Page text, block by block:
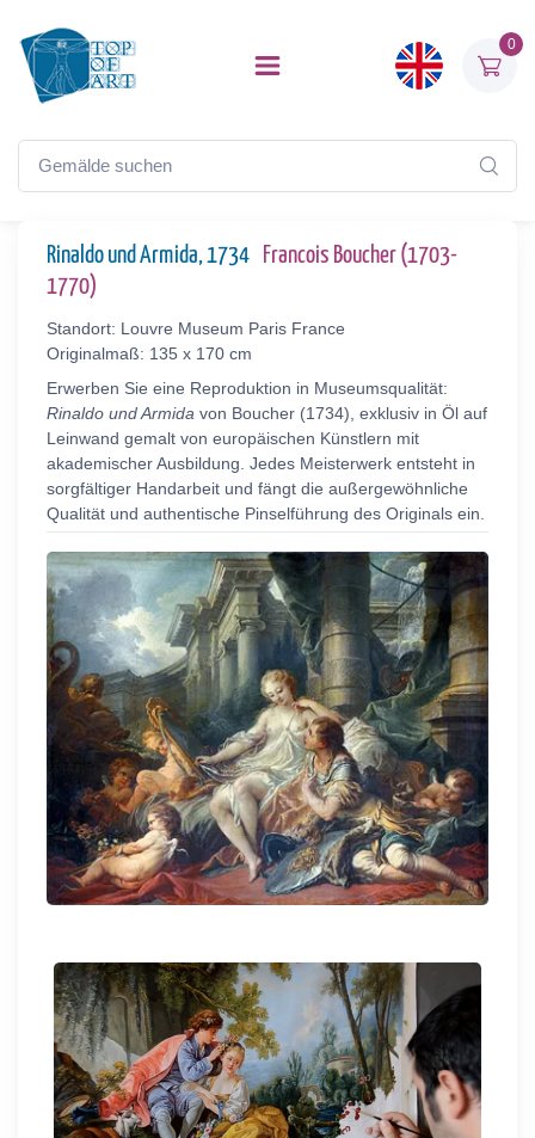
0
Rinaldo und Armida, 1734
Francois Boucher (1703-
1770)
Standort: Louvre Museum Paris France
Originalmaß: 135 x 170 cm
Erwerben Sie eine Reproduktion in Museumsqualität:
Rinaldo und Armida von Boucher (1734), exklusiv in Öl auf
Leinwand gemalt von europäischen Künstlern mit
akademischer Ausbildung. Jedes Meisterwerk entsteht in
sorgfältiger Handarbeit und fängt die außergewöhnliche
Qualität und authentische Pinselführung des Originals ein.